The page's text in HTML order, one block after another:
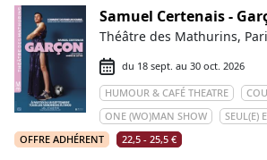
Samuel Certenais -
Théâtre des Mathurins,
du 18 sept. au 30 oct. 2026
HUMOUR & CAFÉ THEATRE
ONE (WO)MAN SHOW
SEUL(E)
OFFRE ADHÉRENT
22,5 - 25,5 €